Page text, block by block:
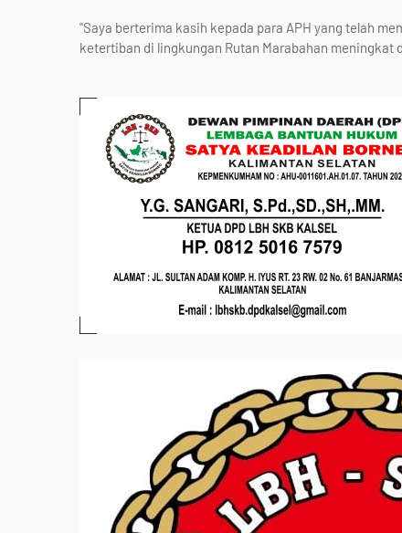
"Saya berterima kasih kepada para APH yang telah
ketertiban di lingkungan Rutan Marabahan meningkat